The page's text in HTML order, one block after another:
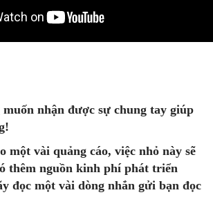
nhận được sự chung tay giúp
một vài quảng cáo, việc nhỏ này sẽ
thêm nguồn kinh phí phát triển
đọc một vài dòng nhắn gửi bạn đọc